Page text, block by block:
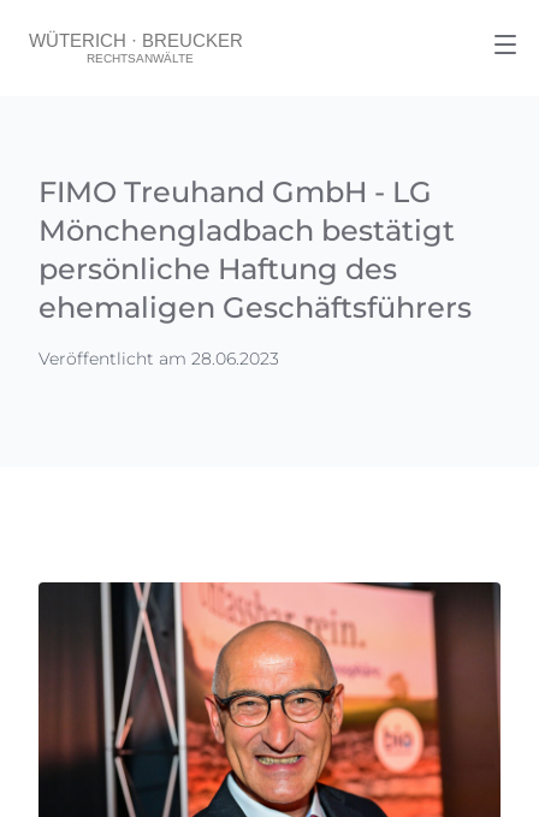
FIMO Treuhand GmbH - LG
Mönchengladbach bestätigt
persönliche Haftung des
ehemaligen Geschäftsführers
Veröffentlicht am 28.06.2023